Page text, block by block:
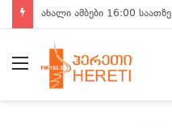
ახალი ამბები 15:00 საათზე
მენიუ